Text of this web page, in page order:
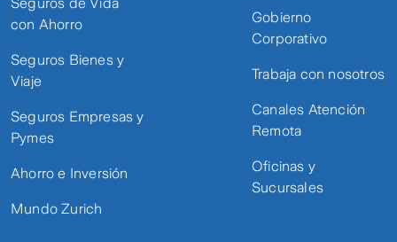
Seguros de Vida
con Ahorro
Seguros Bienes y
Viaje
Seguros Empresas y
Pymes
Ahorro e Inversión
Mundo Zurich
Gobierno
Corporativo
Trabaja con nosotros
Canales Atención
Remota
Oficinas y
Sucursales